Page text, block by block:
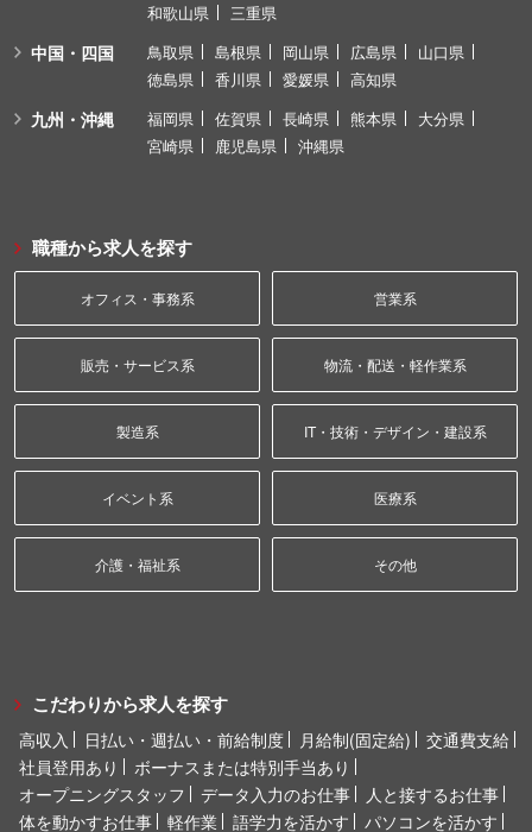
和歌山県
三重県
中国・四国 鳥取県 島根県 岡山県 広島県
山口県
徳島県
香川県 愛媛県 高知県
九州・沖縄 福岡県 佐賀県 長崎県 熊本県
大分県
宮崎県
鹿児島県 沖縄県
職種から求人を探す
オフィス・事務系 営業系
販売・サービス系 物流・配送・軽作業系
製造系 IT・技術・デザイン・建設系
イベント系 医療系
介護・福祉系 その他
こだわりから求人を探す
高収入 日払い・週払い・前給制度 月給制(固定給)
交通費支給
社員登用あり
ボーナスまたは特別手当あり
オープニングスタッフ
データ入力のお仕事
人と接するお仕事
体を動かすお仕事
軽作業 語学力を活かす パソコンを活かす